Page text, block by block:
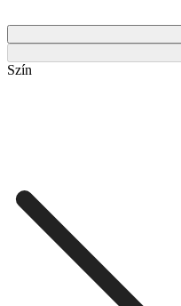
Szín